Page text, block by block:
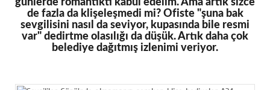
günlerde romantikti kabul edelim. Ama artık sizce
de fazla da klişeleşmedi mi? Ofiste "şuna bak
sevgilisini nasıl da seviyor, kupasında bile resmi
var" dedirtme olasılığı da düşük. Artık daha çok
belediye dağıtmış izlenimi veriyor.